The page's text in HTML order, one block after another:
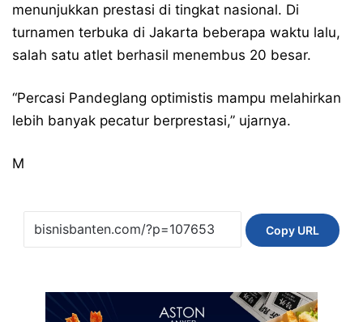
menunjukkan prestasi di tingkat nasional. Di
turnamen terbuka di Jakarta beberapa waktu lalu,
salah satu atlet berhasil menembus 20 besar.
“Percasi Pandeglang optimistis mampu melahirkan
lebih banyak pecatur berprestasi,” ujarnya.
M
Copy URL